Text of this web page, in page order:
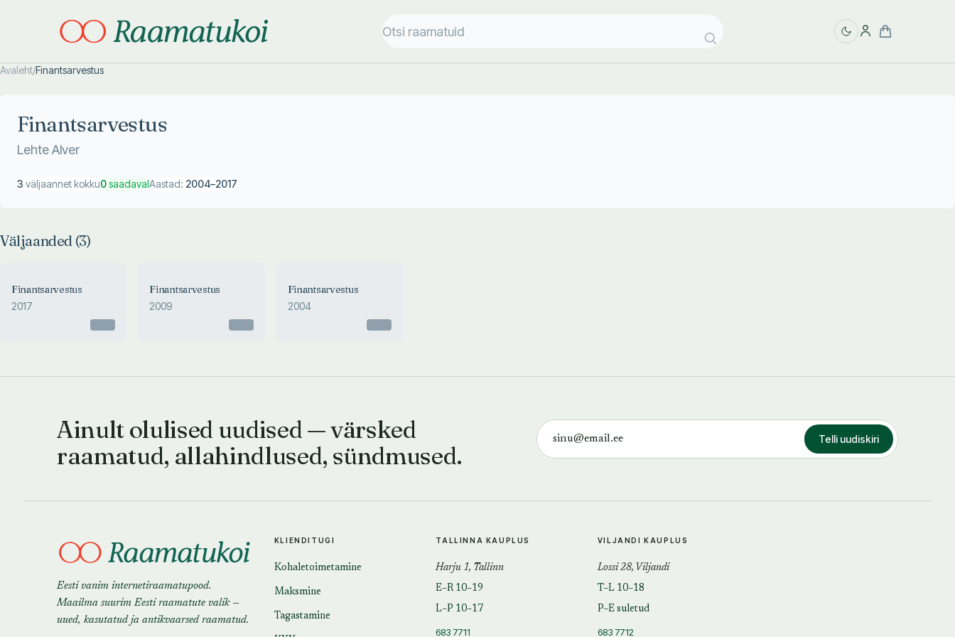
Avaleht/Finantsarvestus
Finantsarvestus
Lehte Alver
3 väljaannet kokku0saadavalAastad: 2004–2017
Väljaanded (3)
Finantsarvestus
2017
Finantsarvestus
2009
Finantsarvestus
2004
Ainult olulised uudised — värsked
raamatud, allahindlused, sündmused.
Telli uudiskiri
Eesti vanim internetiraamatupood.
Maailma suurim Eesti raamatute valik —
uued, kasutatud ja antikvaarsed raamatud.
KLIENDITUGI
Kohaletoimetamine
Maksmine
Tagastamine
TALLINNA KAUPLUS
Harju 1, Tallinn
E–R 10–19
L–P 10–17
683 7711
VILJANDI KAUPLUS
Lossi 28, Viljandi
T–L 10–18
P–E suletud
683 7712